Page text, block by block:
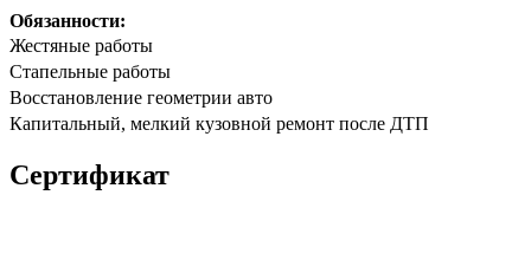
Обязанности:
Жестяные работы
Стапельные работы
Восстановление геометрии авто
Капитальный, мелкий кузовной ремонт после ДТП
Сертификат